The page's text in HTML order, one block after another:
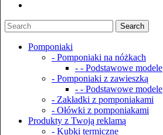
Pomponiaki
- Pomponiaki na nóżkach
- - Podstawowe modele
- Pomponiaki z zawieszką
- - Podstawowe modele
- Zakładki z pomponiakami
- Ołówki z pomponiakami
Produkty z Twoją reklamą
- Kubki termiczne